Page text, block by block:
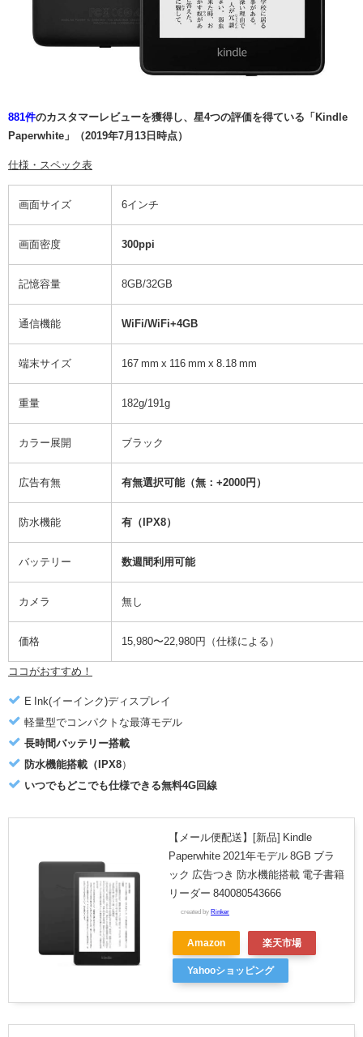
881件のカスタマーレビューを獲得し、星4つの評価を得ている「Kindle
Paperwhite」（2019年7月13日時点）
仕様・スペック表
画面サイズ 6インチ
画面密度 300ppi
記憶容量 8GB/32GB
通信機能 WiFi/WiFi+4GB
端末サイズ 167 mm x 116 mm x 8.18 mm
重量 182g/191g
カラー展開 ブラック
広告有無 有無選択可能（無：+2000円）
防水機能 有（IPX8）
バッテリー 数週間利用可能
カメラ 無し
価格 15,980〜22,980円（仕様による）
ココがおすすめ！
E Ink(イーインク)ディスプレイ
軽量型でコンパクトな最薄モデル
長時間バッテリー搭載
防水機能搭載（IPX8）
いつでもどこでも仕様できる無料4G回線
【メール便配送】[新品] Kindle
Paperwhite 2021年モデル 8GB ブラ
ック 広告つき 防水機能搭載 電子書籍
リーダー 840080543666
created by Rinker
Amazon 楽天市場
Yahooショッピング